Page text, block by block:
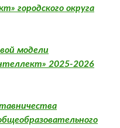
городского округа
модели
2025-2026